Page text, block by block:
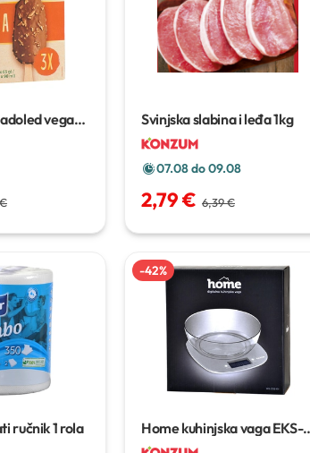
vegan
Svinjska slabina i leđa1kg
07.08 do 09.08
2,79 € 6,39 €
ručnik1 rola
-42%
Home kuhinjska vaga EKS-
015